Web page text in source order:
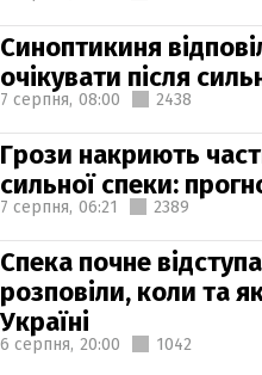
Синоптикиня
очікувати після
7 серпня, 08:00 2438
Грози накриють
сильної спеки:
7 серпня, 06:21 2389
Спека почне
розповіли, коли та
Україні
6 серпня, 20:00 1042